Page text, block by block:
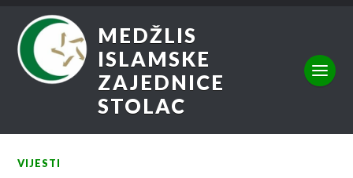
MEDŽLIS
ISLAMSKE
ZAJEDNICE
STOLAC
VIJESTI